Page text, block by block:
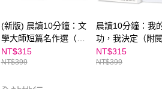
(新版) 晨讀10分鐘：文
學大師短篇名作選（附
閱讀素養題本）
NT$315
NT$399
晨讀10分鐘：我
功，我決定（附
養題本）
NT$315
NT$399